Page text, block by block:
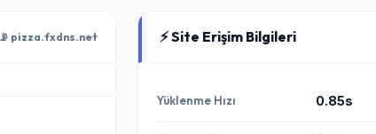
📡 pizza.fxdns.net ⚡ Site Erişim Bilgileri
Yüklenme Hızı 0.85s